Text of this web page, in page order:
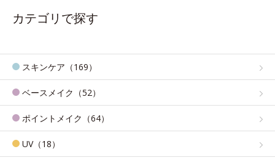
カテゴリで探す
スキンケア（169）
ベースメイク（52）
ポイントメイク（64）
UV（18）